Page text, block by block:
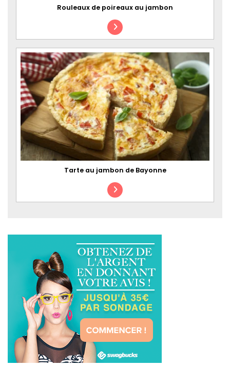
Rouleaux de poireaux au jambon
Tarte au jambon de Bayonne